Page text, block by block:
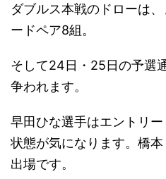
ダブルス本戦のドローは
ードペア8組。
そして24日・25日の予選
争われます。
早田ひな選手はエントリ
状態が気になります。橋
出場です。